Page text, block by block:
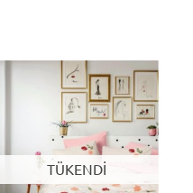
TÜKENDİ